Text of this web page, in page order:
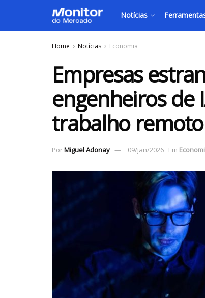
Notícias
Home Notícias Economia
Empresas
engenheiros de
trabalho remoto
PorMiguel Adonay 09/jan/2026 Em